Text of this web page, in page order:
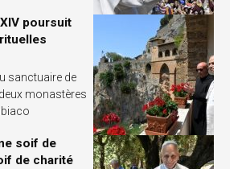
poursuit
sanctuaire de
monastères
soif de
de charité